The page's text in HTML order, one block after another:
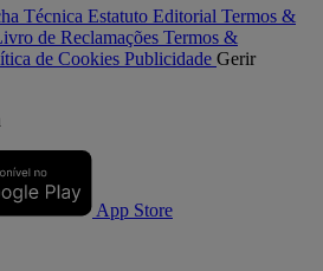
Técnica Estatuto Editorial Termos &
de Reclamações Termos &
de Cookies Publicidade Gerir
App Store